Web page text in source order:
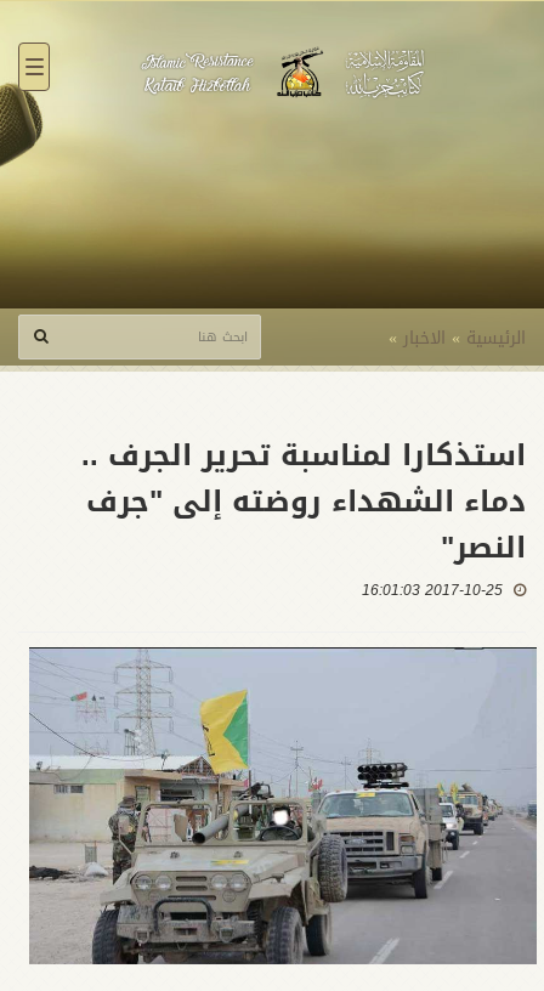
الرئيسية » الاخبار »
استذكارا لمناسبة تحرير الجرف ..
دماء الشهداء روضته إلى "جرف
النصر"
2017-10-25 16:01:03